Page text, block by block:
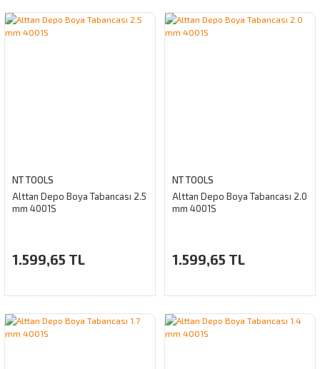
NT TOOLS
Alttan Depo Boya Tabancası 2.5
mm 4001S
1.599,65 TL
NT TOOLS
Alttan Depo Boya Tabancası 2.0
mm 4001S
1.599,65 TL